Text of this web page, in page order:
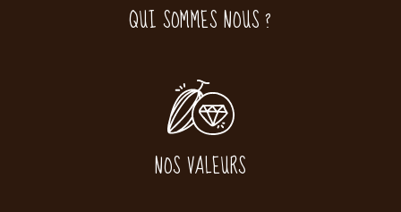
QUI SOMMES NOUS ?
NOS VALEURS